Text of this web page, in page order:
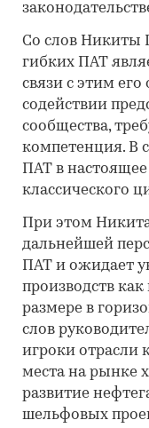
Со слов Никиты
гибких ПАТ
связи с этим
содействии
сообщества,
компетенция. В
ПАТ в
классического
При этом
дальнейшей
ПАТ и ожидает
производств
размере в
слов
игроки отрасли
места на рынке
развитие
шельфовых